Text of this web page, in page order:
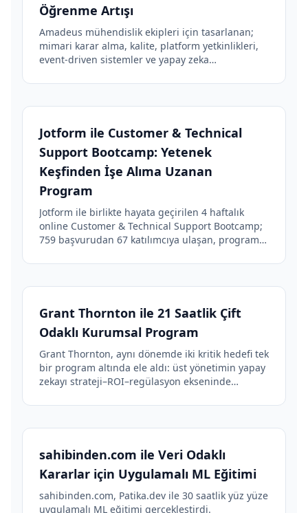
Öğrenme Artışı
Amadeus mühendislik ekipleri için tasarlanan;
mimari karar alma, kalite, platform yetkinlikleri,
event-driven sistemler ve yapay zeka
ve 78 saatlik yüz yüze kurumsal programın başarı
Jotform ile Customer & Technical
Support Bootcamp: Yetenek
Keşfinden İşe Alıma Uzanan
Program
Jotform ile birlikte hayata geçirilen 4 haftalık
online Customer & Technical Support Bootcamp;
759 başvurudan 67 katılımcıya ulaşan, program
bir yetenek keşfi ve geliştirme programının
Grant Thornton ile 21 Saatlik Çift
Odaklı Kurumsal Program
Grant Thornton, aynı dönemde iki kritik hedefi tek
bir program altında ele aldı: üst yönetimin yapay
zekayı strateji–ROI–regülasyon ekseninde
kalitesi–güvenliğinin güçlendirilmesi.
sahibinden.com ile Veri Odaklı
Kararlar için Uygulamalı ML Eğitimi
sahibinden.com, Patika.dev ile 30 saatlik yüz yüze
uygulamalı ML eğitimi gerçekleştirdi.